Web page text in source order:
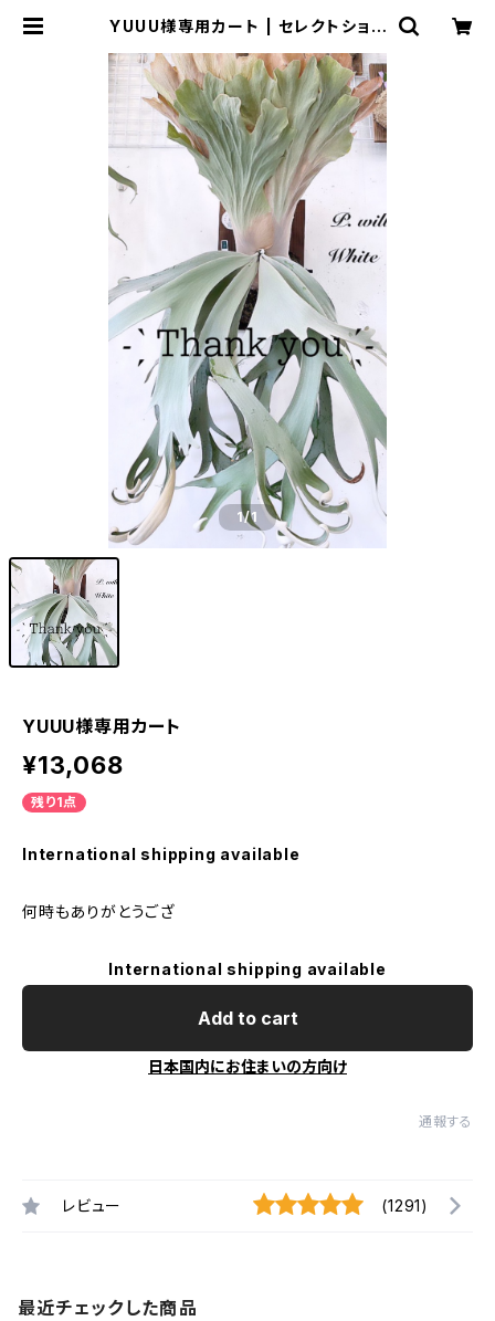
YUUU様専用カート | セレクトショッ
1/1
YUUU様専用カート
¥13,068
残り1点
International shipping available
何時もありがとうござ
International shipping available
Add to cart
日本国内にお住まいの方向け
通報する
レビュー (1291)
最近チェックした商品